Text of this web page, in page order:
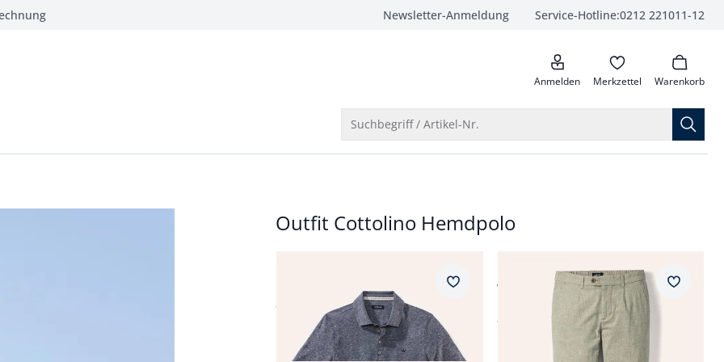
Newsletter-Anmeldung Service-Hotline:0212 221011-12
anrufen
Anmelden Merkzettel Warenkorb
Suchbegriff / Artikel-Nr.
Outfit Cottolino Hemdpolo
ab
MerkzettelWohlfühl Leinen-Hose
ab